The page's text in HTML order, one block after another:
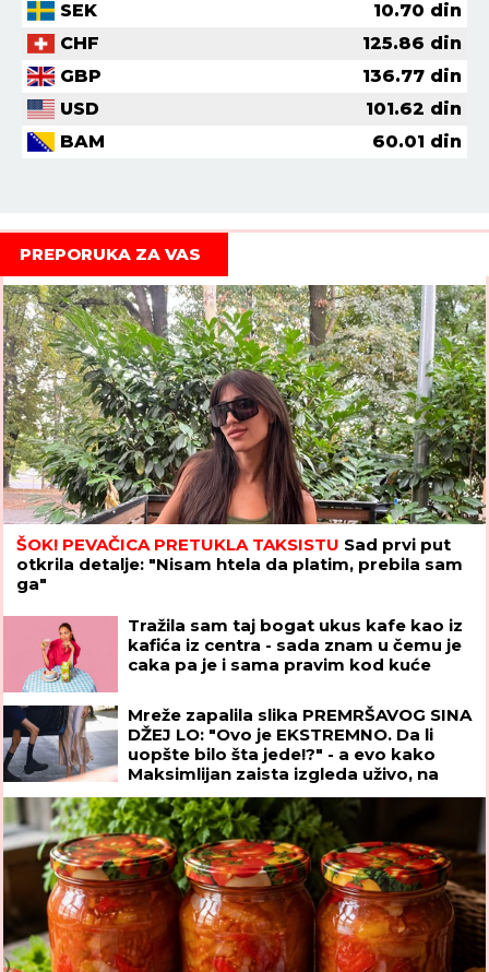
SEK
10.70 din
CHF
125.86 din
GBP
136.77 din
USD
101.62 din
BAM
60.01 din
PREPORUKA ZA VAS
ŠOK! PEVAČICA PRETUKLA TAKSISTU Sad prvi put
otkrila detalje: "Nisam htela da platim, prebila sam
ga"
Tražila sam taj bogat ukus kafe kao iz
kafića iz centra - sada znam u čemu je
caka pa je i sama pravim kod kuće
Mreže zapalila slika PREMRŠAVOG SINA
DŽEJ LO: "Ovo je EKSTREMNO. Da li
uopšte bilo šta jede!?" - a evo kako
Maksimlijan zaista izgleda uživo, na
paparaco fotkama nema ni fotošopa ni
veštačke intelig